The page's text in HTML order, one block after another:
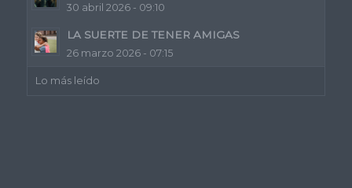
30 abril 2026 - 09:10
LA SUERTE DE TENER AMIGAS
26 marzo 2026 - 07:15
Lo más leído